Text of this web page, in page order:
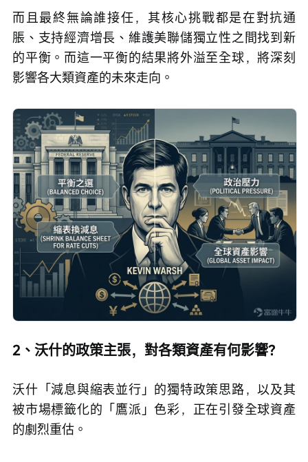
而且最終無論誰接任，其核心挑戰都是在對抗通
脹、支持經濟增長、維護美聯儲獨立性之間找到新
的平衡。而這一平衡的結果將外溢至全球，將深刻
影響各大類資產的未來走向。
2、沃什的政策主張，對各類資產有何影響？
沃什「減息與縮表並行」的獨特政策思路，以及其
被市場標籤化的「鷹派」色彩，正在引發全球資產
的劇烈重估。